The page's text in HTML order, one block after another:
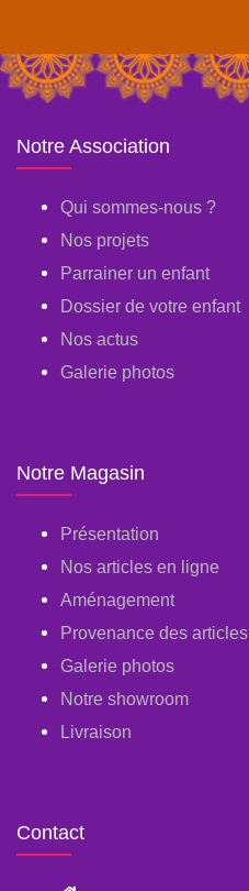
Notre Association
Qui sommes-nous ?
Nos projets
Parrainer un enfant
Dossier de votre enfant
Nos actus
Galerie photos
Notre Magasin
Présentation
Nos articles en ligne
Aménagement
Provenance des articles
Galerie photos
Notre showroom
Livraison
Contact